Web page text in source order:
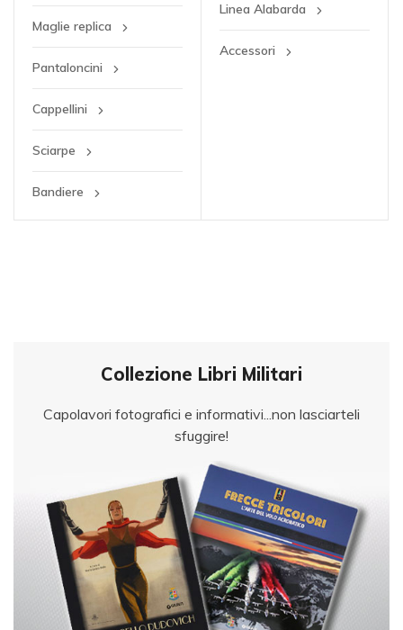
Maglie replica
Pantaloncini
Cappellini
Sciarpe
Bandiere
Linea Alabarda
Accessori
Collezione Libri Militari
Capolavori fotografici e informativi...non lasciarteli
sfuggire!